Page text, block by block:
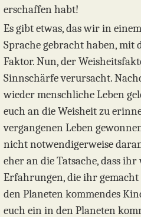
erschaffen habt!
Es gibt etwas, das wir in
Sprache gebracht haben, mit
Faktor. Nun, der
Sinnschärfe verursacht.
wieder menschliche Leben
euch an die Weisheit zu
vergangenen Leben
nicht notwendigerweise
eher an die Tatsache, dass
Erfahrungen, die ihr
den Planeten kommendes
euch ein in den Planeten